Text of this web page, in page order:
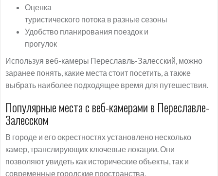
Оценка
туристического потока в разные сезоны
Удобство планирования поездок и
прогулок
Используя веб-камеры Переславль-Залесский, можно
заранее понять, какие места стоит посетить, а также
выбрать наиболее подходящее время для путешествия.
Популярные места с веб-камерами в Переславле-
Залесском
В городе и его окрестностях установлено несколько
камер, транслирующих ключевые локации. Они
позволяют увидеть как исторические объекты, так и
современные городские пространства.